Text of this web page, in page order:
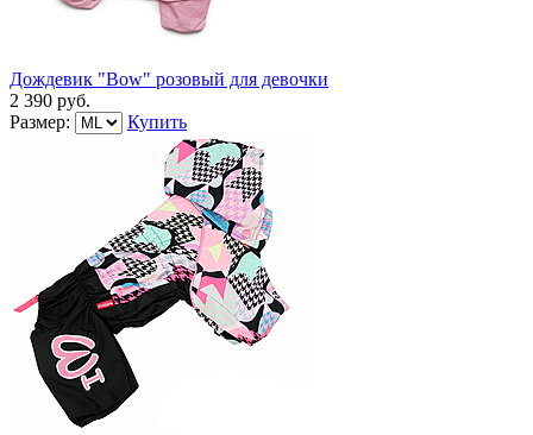
Дождевик "Bow" розовый для девочки
2 390 руб.
Размер:
Купить